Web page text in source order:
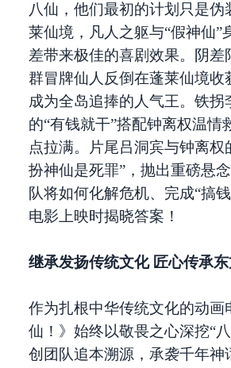
八仙，他们最初的计划只是伪
莱仙境，凡人之躯与“假神仙”
差带来极佳的喜剧效果。阴差
群冒牌仙人反倒在蓬莱仙境收
成为全岛追捧的人气王。铁拐
的“有钱就干”搭配钟离权温情
点拉满。片尾吕洞宾与钟离权
扮神仙是死罪”，抛出重磅悬
队将如何化解危机、完成“搞
电影上映时揭晓答案！
继承发扬传统文化匠心传承东
作为扎根中华传统文化的动画
仙！》始终以敬畏之心深挖“
创团队追本溯源，承袭千年神